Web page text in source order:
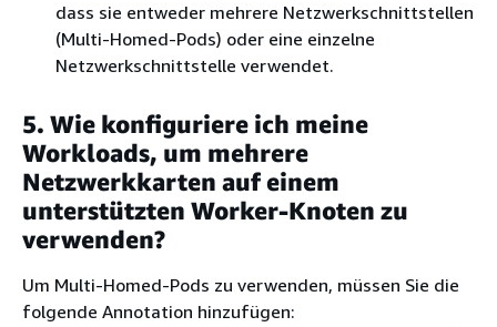
dass sie entweder mehrere Netzwerkschnittstellen
(Multi-Homed-Pods) oder eine einzelne
Netzwerkschnittstelle verwendet.
5. Wie konfiguriere ich meine
Workloads, um mehrere
Netzwerkkarten auf einem
unterstützten Worker-Knoten zu
verwenden?
Um Multi-Homed-Pods zu verwenden, müssen Sie die
folgende Annotation hinzufügen: